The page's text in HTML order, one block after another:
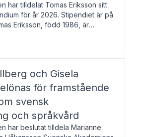
har tilldelat Tomas Eriksson sitt
för år 2026. Stipendiet är på
Eriksson, född 1986, är
och författare och
Syndabocken.
och Gisela
för framstående
svensk
och språkvård
har beslutat tilldela Marianne